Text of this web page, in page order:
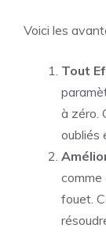
Voici les
Tout
à zéro.
oubliés
comme
fouet.